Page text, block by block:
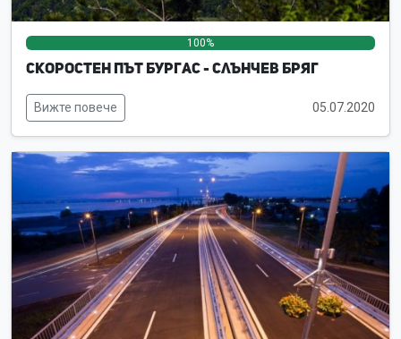
100%
Скоростен път Бургас - Слънчев бряг
Вижте повече 05.07.2020